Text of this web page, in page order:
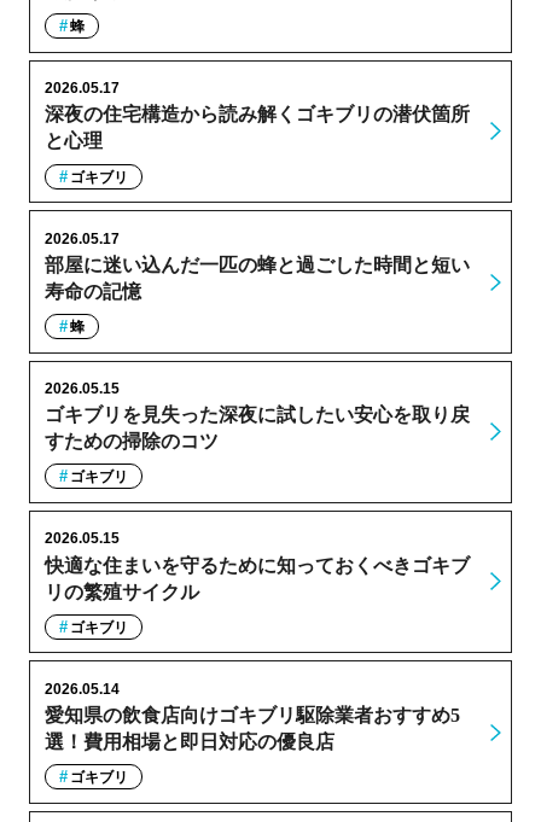
蜂
深夜の住宅構造から読み解くゴキブリの潜伏箇所
と心理
2026.05.17
ゴキブリ
部屋に迷い込んだ一匹の蜂と過ごした時間と短い
寿命の記憶
2026.05.17
蜂
ゴキブリを見失った深夜に試したい安心を取り戻
すための掃除のコツ
2026.05.15
ゴキブリ
快適な住まいを守るために知っておくべきゴキブ
リの繁殖サイクル
2026.05.15
ゴキブリ
愛知県の飲食店向けゴキブリ駆除業者おすすめ5
選！費用相場と即日対応の優良店
2026.05.14
ゴキブリ